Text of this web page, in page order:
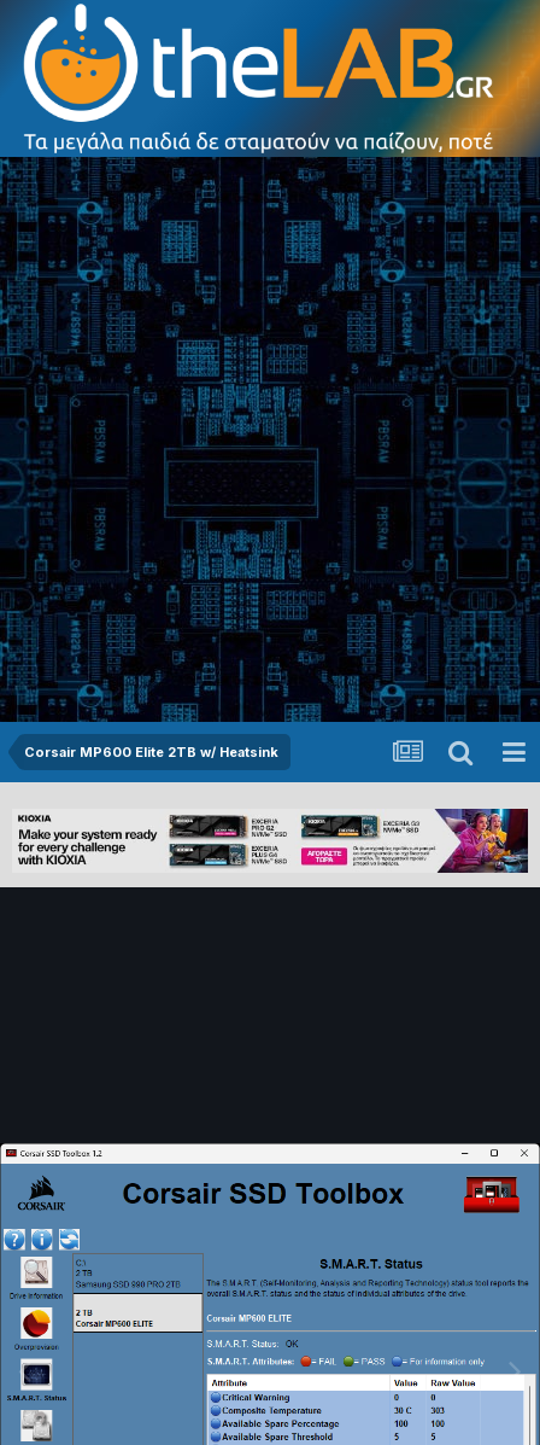
Corsair MP600 Elite 2TB w/ Heatsink